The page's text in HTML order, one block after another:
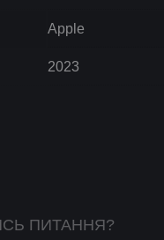
Apple
2023
ПИТАННЯ?